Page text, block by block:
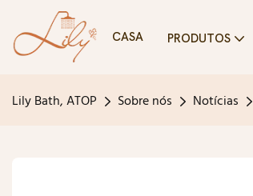
CASA PRODUTOS
Lily Bath, ATOP Sobre nós Notícias